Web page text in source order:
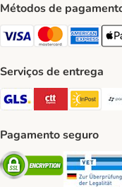
Métodos de
Visa Payment Method
MastercardAmerican
Serviços de entrega
GLS Shipping
Pagamento seguro
Security